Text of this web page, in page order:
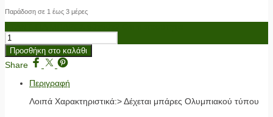
Παράδοση σε 1 έως 3 μέρες
Προσθήκη στο καλάθι
Share
Περιγραφή
Λοιπά Χαρακτηριστικά:> Δέχεται μπάρες Ολυμπιακού τύπου